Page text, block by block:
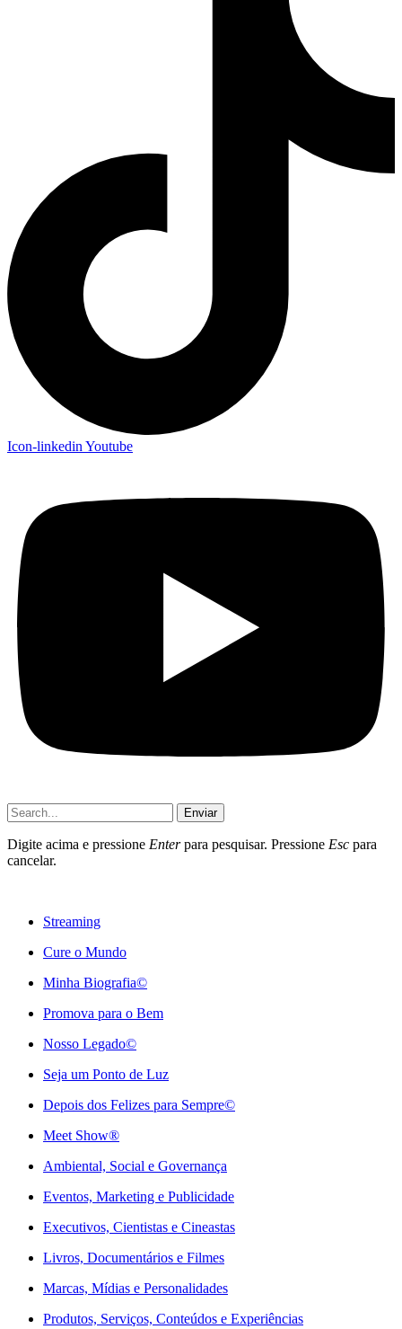
Icon-linkedin Youtube
Enviar
Digite acima e pressione Enterpara pesquisar. Pressione Esc para
cancelar.
Streaming
Cure o Mundo
Minha Biografia©
Promova para o Bem
Nosso Legado©
Seja um Ponto de Luz
Depois dos Felizes para Sempre©️
Meet Show®
Ambiental, Social e Governança
Eventos, Marketing e Publicidade
Executivos, Cientistas e Cineastas
⁠Livros, Documentários e Filmes
Marcas, Mídias e Personalidades
⁠Produtos, Serviços, Conteúdos e Experiências